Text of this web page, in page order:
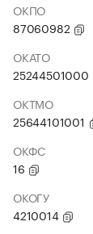
ОКПО
87060982
ОКАТО
25244501000
ОКТМО
25644101001
ОКФС
16
ОКОГУ
4210014